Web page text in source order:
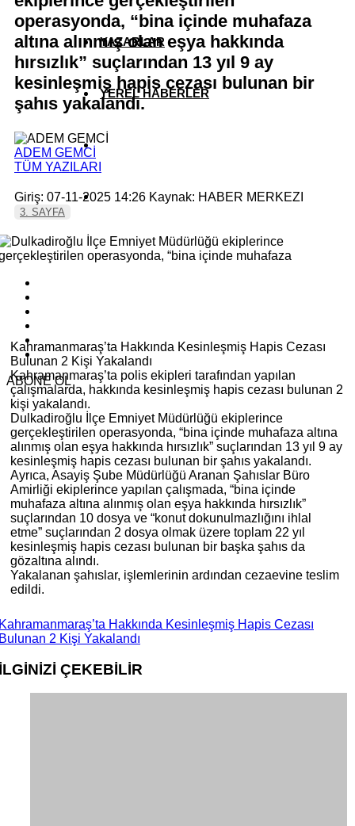
YAZARLAR
YEREL HABERLER
operasyonda, “bina içinde muhafaza
altına alınmış olan eşya hakkında
hırsızlık” suçlarından 13 yıl 9 ay
kesinleşmiş hapis cezası bulunan bir
şahıs yakalandı.
ADEM GEMCİ
TÜM YAZILARI
Giriş: 07-11-2025 14:26 Kaynak: HABER MERKEZI
3. SAYFA
ABONE OL
Kahramanmaraş’ta Hakkında Kesinleşmiş Hapis Cezası
Bulunan 2 Kişi Yakalandı
Kahramanmaraş’ta polis ekipleri tarafından yapılan
çalışmalarda, hakkında kesinleşmiş hapis cezası bulunan 2
kişi yakalandı.
Dulkadiroğlu İlçe Emniyet Müdürlüğü ekiplerince
gerçekleştirilen operasyonda, “bina içinde muhafaza altına
alınmış olan eşya hakkında hırsızlık” suçlarından 13 yıl 9 ay
kesinleşmiş hapis cezası bulunan bir şahıs yakalandı.
Ayrıca, Asayiş Şube Müdürlüğü Aranan Şahıslar Büro
Amirliği ekiplerince yapılan çalışmada, “bina içinde
muhafaza altına alınmış olan eşya hakkında hırsızlık”
suçlarından 10 dosya ve “konut dokunulmazlığını ihlal
etme” suçlarından 2 dosya olmak üzere toplam 22 yıl
kesinleşmiş hapis cezası bulunan bir başka şahıs da
gözaltına alındı.
Yakalanan şahıslar, işlemlerinin ardından cezaevine teslim
edildi.
Hakkında Kesinleşmiş Hapis Cezası
2 Kişi Yakalandı
ÇEKEBİLİR